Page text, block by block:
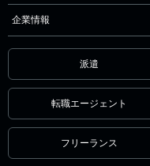
企業情報
派遣
転職エージェント
フリーランス